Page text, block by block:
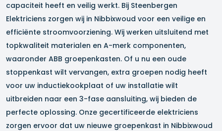
capaciteit heeft en veilig werkt. Bij Steenbergen
Elektriciens zorgen wij in Nibbixwoud voor een veilige en
efficiënte stroomvoorziening. Wij werken uitsluitend met
topkwaliteit materialen en A-merk componenten,
waaronder ABB groepenkasten. Of u nu een oude
stoppenkast wilt vervangen, extra groepen nodig heeft
voor uw inductiekookplaat of uw installatie wilt
uitbreiden naar een 3-fase aansluiting, wij bieden de
perfecte oplossing. Onze gecertificeerde elektriciens
zorgen ervoor dat uw nieuwe groepenkast in Nibbixwoud